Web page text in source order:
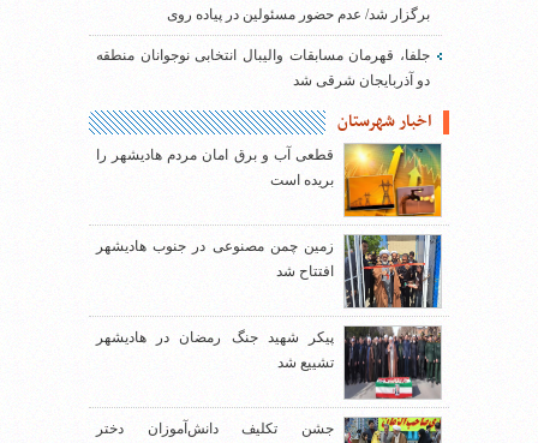
برگزار شد/ عدم حضور مسئولین در پیاده روی
جلفا، قهرمان مسابقات والیبال انتخابی نوجوانان منطقه
دو آذربایجان شرقی شد
اخبار شهرستان
قطعی آب و برق امان مردم هادیشهر را
بریده است
زمین چمن مصنوعی در جنوب هادیشهر
افتتاح شد
پیکر شهید جنگ رمضان در هادیشهر
تشییع شد
جشن تکلیف دانش‌آموزان دختر